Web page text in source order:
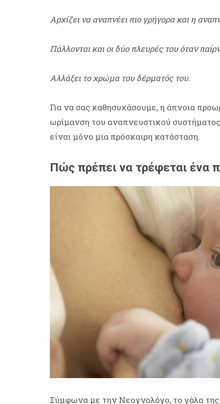
Αρχίζει να αναπνέει πιο γρήγορα και η
Πάλλονται και οι δύο πλευρές του όταν
Αλλάξει το χρώμα του δέρματός του.
Για να σας καθησυχάσουμε, η άπνοια
ωρίμανση του αναπνευστικού
είναι μόνο μια πρόσκαιρη κατάσταση.
Πώς πρέπει να τρέφεται ένα
Σύμφωνα με την Νεογνολόγο, το γάλα